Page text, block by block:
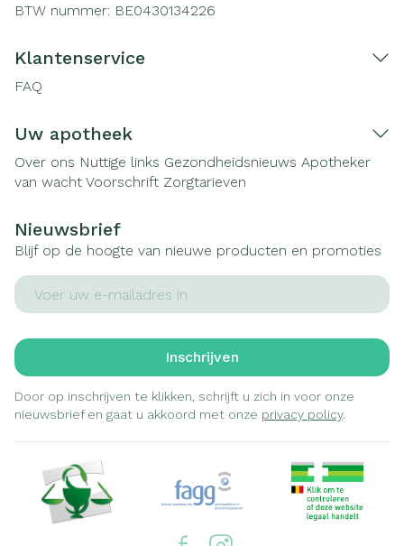
BTW nummer: BE0430134226
Klantenservice
FAQ
Uw apotheek
Over ons Nuttige links Gezondheidsnieuws Apotheker
van wacht Voorschrift Zorgtarieven
Nieuwsbrief
Blijf op de hoogte van nieuwe producten en promoties
E-mail adres
Inschrijven
Door op inschrijven te klikken, schrijft u zich in voor onze
nieuwsbrief en gaat u akkoord met onze privacy policy.